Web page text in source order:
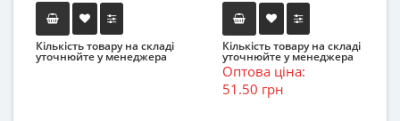
Кількість товару на складі
уточнюйте у менеджера
Кількість товару на складі
уточнюйте у менеджера
Оптова ціна:
51.50 грн